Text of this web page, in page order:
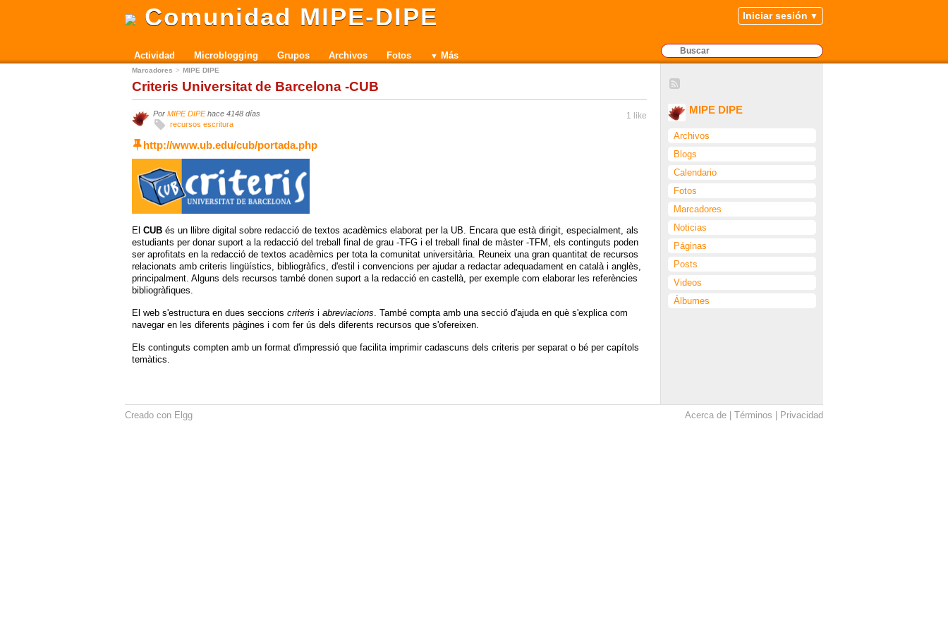
Comunidad MIPE-DIPE Iniciar sesión
Actividad Microblogging Grupos Archivos Fotos Más
MIPE DIPE
Archivos
Blogs
Calendario
Fotos
Marcadores
Noticias
Páginas
Posts
Videos
Álbumes
Marcadores MIPE DIPE
Criteris Universitat de Barcelona -CUB
1 like
Por MIPE DIPE hace 4148 días
recursos escritura
http://www.ub.edu/cub/portada.php
El CUB és un llibre digital sobre redacció de textos acadèmics elaborat per la UB. Encara que està dirigit, especialment, als
estudiants per donar suport a la redacció del treball final de grau -TFG i el treball final de màster -TFM, els continguts poden
ser aprofitats en la redacció de textos acadèmics per tota la comunitat universitària. Reuneix una gran quantitat de recursos
relacionats amb criteris lingüístics, bibliogràfics, d'estil i convencions per ajudar a redactar adequadament en català i anglès,
principalment. Alguns dels recursos també donen suport a la redacció en castellà, per exemple com elaborar les referències
bibliogràfiques.
El web s'estructura en dues seccions criteris i abreviacions . També compta amb una secció d'ajuda en què s'explica com
navegar en les diferents pàgines i com fer ús dels diferents recursos que s'ofereixen.
Els continguts compten amb un format d'impressió que facilita imprimir cadascuns dels criteris per separat o bé per capítols
temàtics.
Acerca de Términos Privacidad
Creado con Elgg